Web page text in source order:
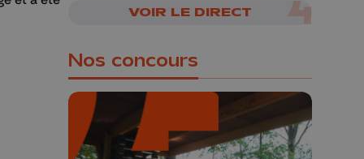
VOIR LE DIRECT
Nos concours